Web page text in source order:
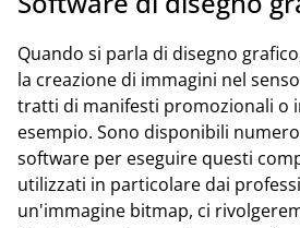
Quando si parla di disegno
la creazione di immagini nel
tratti di manifesti promozionali o
esempio. Sono disponibili
software per eseguire questi
utilizzati in particolare dai
un'immagine bitmap, ci